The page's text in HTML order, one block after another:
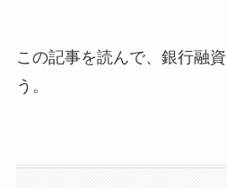
この記事を読んで、銀行融
う。